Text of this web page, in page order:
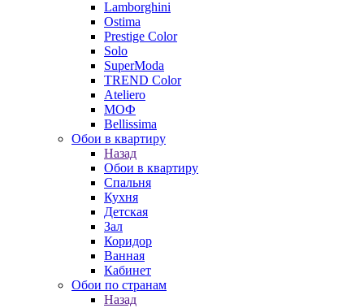
Lamborghini
Ostima
Prestige Color
Solo
SuperModa
TREND Color
Ateliero
МОФ
Bellissima
Обои в квартиру
Назад
Обои в квартиру
Спальня
Кухня
Детская
Зал
Коридор
Ванная
Кабинет
Обои по странам
Назад